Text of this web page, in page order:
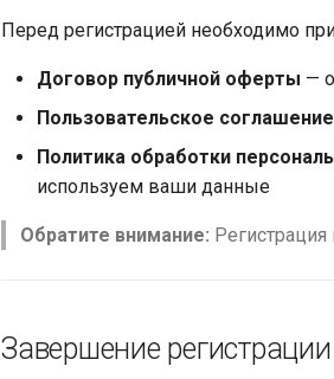
Перед регистрацией необходимо
Договор публичной оферты —
Пользовательское соглашение
Политика обработки
используем ваши данные
Обратите внимание:
Завершение регистрации